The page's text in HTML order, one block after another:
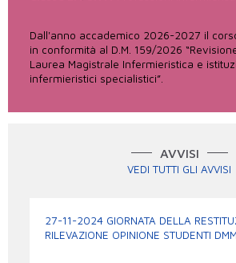
Dall'anno accademico 2026-2027 il
in conformità al D.M. 159/2026
Laurea Magistrale Infermieristica e
infermieristici specialistici”.
AVVISI
VEDI TUTTI GLI AVVISI
27-11-2024 GIORNATA DELLA
RILEVAZIONE OPINIONE STUDENTI